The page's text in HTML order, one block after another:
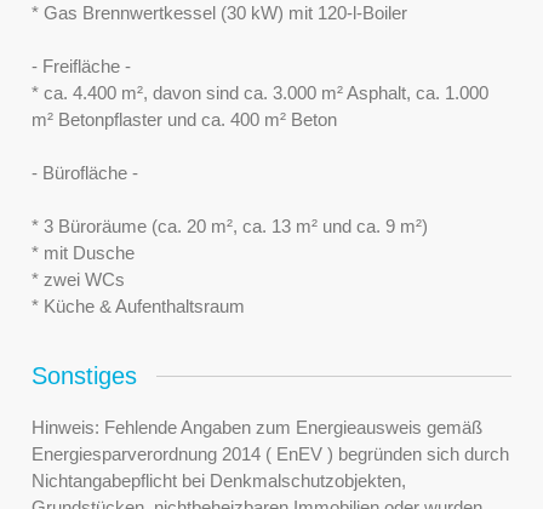
* Gas Brennwertkessel (30 kW) mit 120-l-Boiler
- Freifläche -
* ca. 4.400 m², davon sind ca. 3.000 m² Asphalt, ca. 1.000
m² Betonpflaster und ca. 400 m² Beton
- Bürofläche -
* 3 Büroräume (ca. 20 m², ca. 13 m² und ca. 9 m²)
* mit Dusche
* zwei WCs
* Küche & Aufenthaltsraum
Sonstiges
Hinweis: Fehlende Angaben zum Energieausweis gemäß
Energiesparverordnung 2014 ( EnEV ) begründen sich durch
Nichtangabepflicht bei Denkmalschutzobjekten,